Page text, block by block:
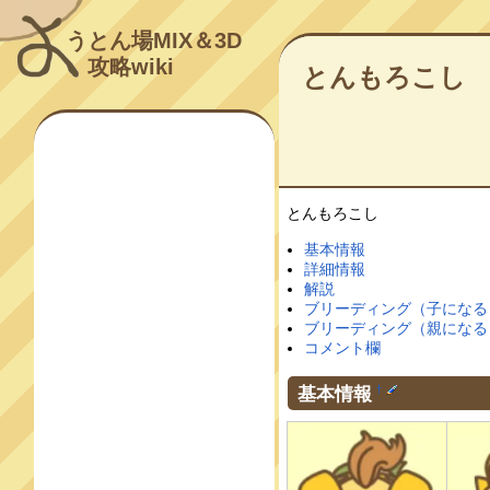
うとん場MIX＆3D
攻略wiki
とんもろこし
とんもろこし
基本情報
詳細情報
解説
ブリーディング（子にな
ブリーディング（親にな
コメント欄
基本情報 †